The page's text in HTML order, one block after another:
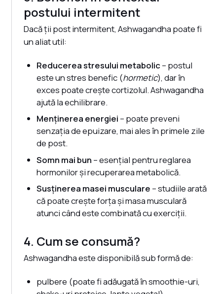
postului intermitent
Dacă ții post intermitent, Ashwagandha poate fi
un aliat util:
Reducerea stresului metabolic– postul
este un stres benefic (hormetic), dar în
exces poate crește cortizolul. Ashwagandha
ajută la echilibrare.
Menținerea energiei – poate preveni
senzația de epuizare, mai ales în primele zile
de post.
Somn mai bun – esențial pentru reglarea
hormonilor și recuperarea metabolică.
Susținerea masei musculare – studiile arată
că poate crește forța și masa musculară
atunci când este combinată cu exerciții.
4. Cum se consumă?
Ashwagandha este disponibilă sub formă de:
pulbere (poate fi adăugată în smoothie-uri,